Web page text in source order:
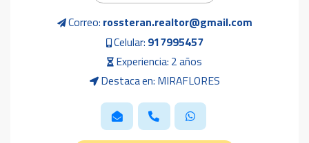
Correo: rossteran.realtor@gmail.com
Celular: 917995457
Experiencia: 2 años
Destaca en: MIRAFLORES